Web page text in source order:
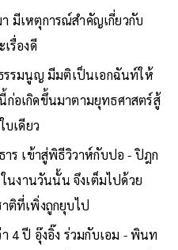
มีเหตุการณ์สำคัญเกี่ยวกับ
รื่องดี
รรมนูญ มีมติเป็นเอกฉันท์ให้
อเกิดขึ้นมาตามยุทธศาสตร์สู้
บเดียว
าร เข้าสู่พิธีวิวาห์กับปอ - ปิฎก
นงานวันนั้น จึงเต็มไปด้วย
ติที่เพิ่งถูกยุบไป
4 ปี อุ๊งอิ๊ง ร่วมกับเอม - พินท